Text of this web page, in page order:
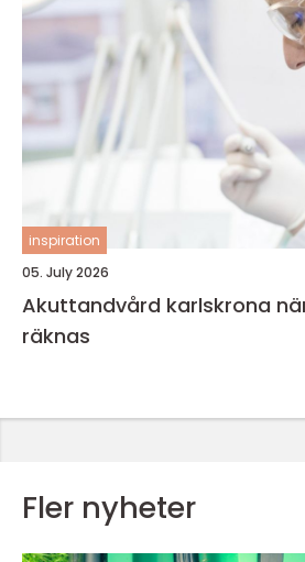
inspiration
05. July 2026
Akuttandvård karlskrona när varje minut
räknas
Fler nyheter